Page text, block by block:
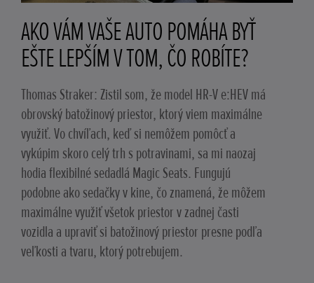
AKO VÁM VAŠE AUTO POMÁHA BYŤ
EŠTE LEPŠÍM V TOM, ČO ROBÍTE?
Thomas Straker: Zistil som, že model HR-V e:HEV má
obrovský batožinový priestor, ktorý viem maximálne
využiť. Vo chvíľach, keď si nemôžem pomôcť a
vykúpim skoro celý trh s potravinami, sa mi naozaj
hodia flexibilné sedadlá Magic Seats. Fungujú
podobne ako sedačky v kine, čo znamená, že môžem
maximálne využiť všetok priestor v zadnej časti
vozidla a upraviť si batožinový priestor presne podľa
veľkosti a tvaru, ktorý potrebujem.